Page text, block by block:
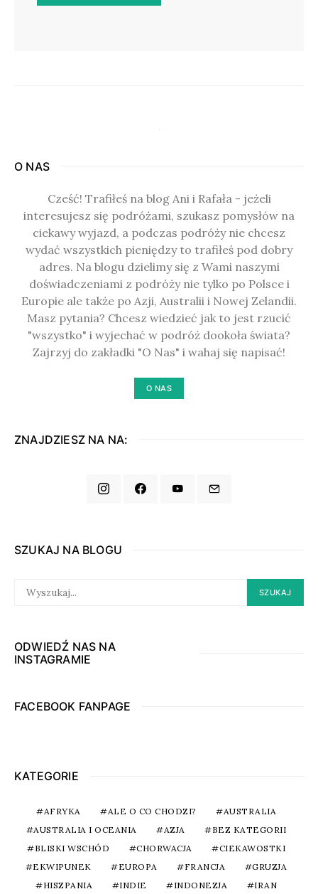
O NAS
Cześć! Trafiłeś na blog Ani i Rafała - jeżeli
interesujesz się podróżami, szukasz pomysłów na
ciekawy wyjazd, a podczas podróży nie chcesz
wydać wszystkich pieniędzy to trafiłeś pod dobry
adres. Na blogu dzielimy się z Wami naszymi
doświadczeniami z podróży nie tylko po Polsce i
Europie ale także po Azji, Australii i Nowej Zelandii.
Masz pytania? Chcesz wiedzieć jak to jest rzucić
"wszystko" i wyjechać w podróż dookoła świata?
Zajrzyj do zakładki "O Nas" i wahaj się napisać!
O NAS
ZNAJDZIESZ NA NA:
SZUKAJ NA BLOGU
FOR:
SZUKAJ
ODWIEDŹ NAS NA
INSTAGRAMIE
FACEBOOK FANPAGE
KATEGORIE
AFRYKA ALE O CO CHODZI?
AUSTRALIA
AUSTRALIA I OCEANIA
AZJA
BEZ KATEGORII
BLISKI WSCHÓD
CHORWACJA
CIEKAWOSTKI
EKWIPUNEK
EUROPA FRANCJA
GRUZJA
HISZPANIA
INDIE INDONEZJA
IRAN